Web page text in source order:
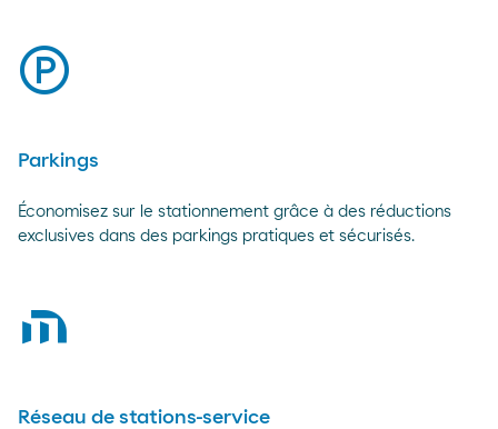
Parkings
Économisez sur le stationnement grâce à des réductions
exclusives dans des parkings pratiques et sécurisés.
Réseau de stations-service